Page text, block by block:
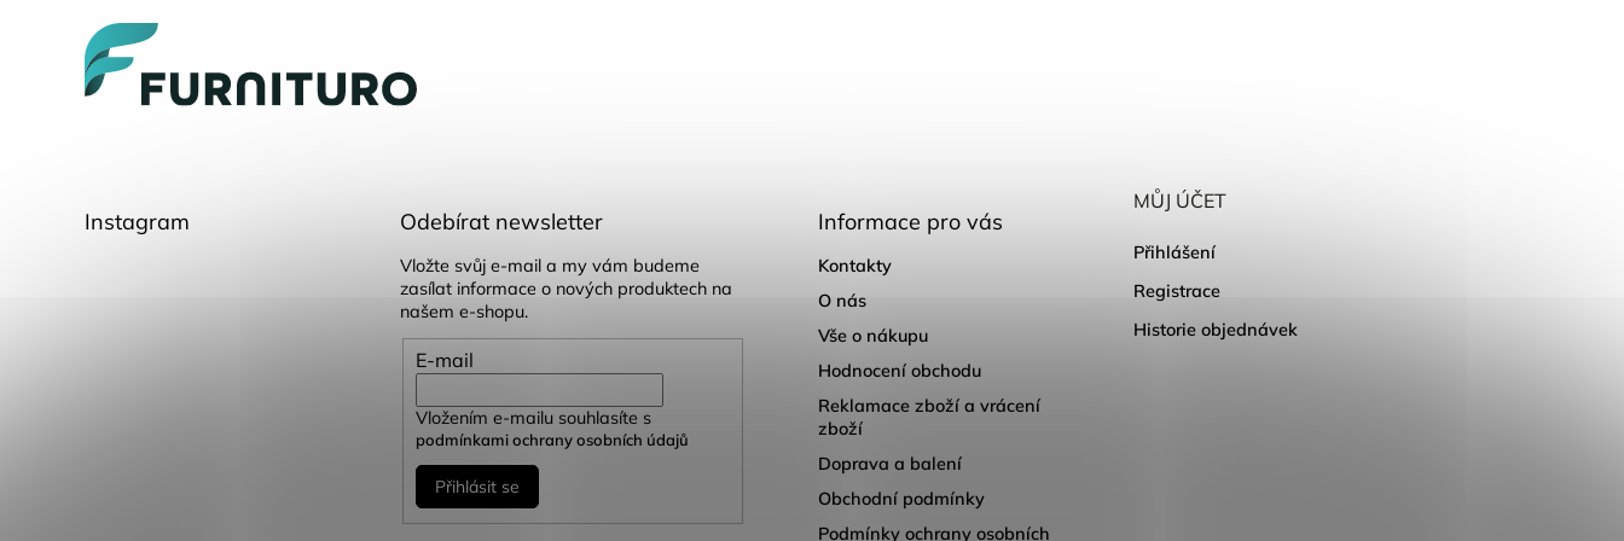
Instagram Odebírat newsletter
Vložte svůj e-mail a my vám budeme
zasílat informace o nových produktech na
našem e-shopu.
E-mail
Vložením e-mailu souhlasíte s
podmínkami ochrany osobních údajů
Přihlásit se
Informace pro vás
Kontakty
O nás
Vše o nákupu
Hodnocení obchodu
Reklamace zboží a vrácení
zboží
Doprava a balení
Obchodní podmínky
Podmínky ochrany osobních
MŮJ ÚČET
Přihlášení
Registrace
Historie objednávek